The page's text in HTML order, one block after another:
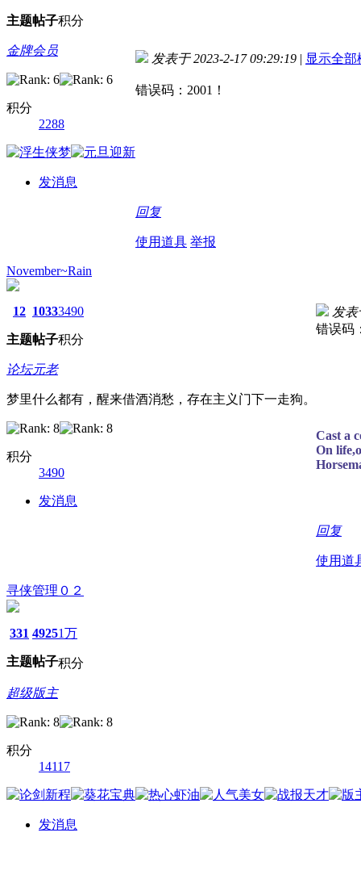
主题帖子积分
金牌会员
积分
2288
发消息
发表于 2023-2-17 09:29:19 | 显示全部
错误码：2001！
回复
使用道具 举报
November~Rain
12
主题
1033
帖子
3490
积分
论坛元老
梦里什么都有，醒来借酒消愁，存在主义门下一走狗。
积分
3490
发消息
发表
错误码
Cast a
On
回复
使用道
寻侠管理０２
331
主题
4925
帖子
1万
积分
超级版主
积分
14117
发消息